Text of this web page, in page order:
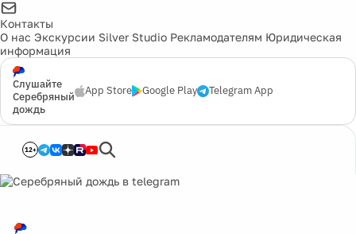
Контакты
О нас Экскурсии Silver Studio Рекламодателям Юридическая
информация
Слушайте
Серебряный
дождь
App Store Google Play Telegram App
12+